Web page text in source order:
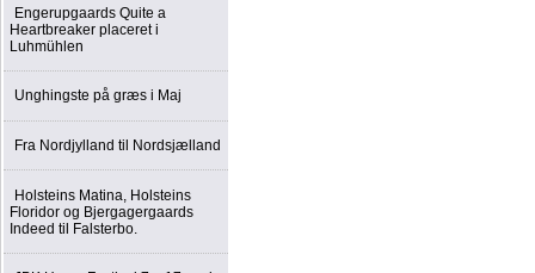
Engerupgaards Quite a
Heartbreaker placeret i
Luhmühlen
Unghingste på græs i Maj
Fra Nordjylland til Nordsjælland
Holsteins Matina, Holsteins
Floridor og Bjergagergaards
Indeed til Falsterbo.